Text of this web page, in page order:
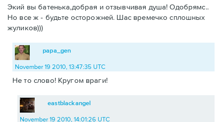
Экий вы батенька,добрая и отзывчивая душа! Одобрямс..
Но все ж - будьте осторожней. Шас времечко сплошных
жуликов)))
papa_gen
November 19 2010, 13:47:35 UTC
Не то слово! Кругом враги!
eastblackangel
November 19 2010, 14:01:26 UTC